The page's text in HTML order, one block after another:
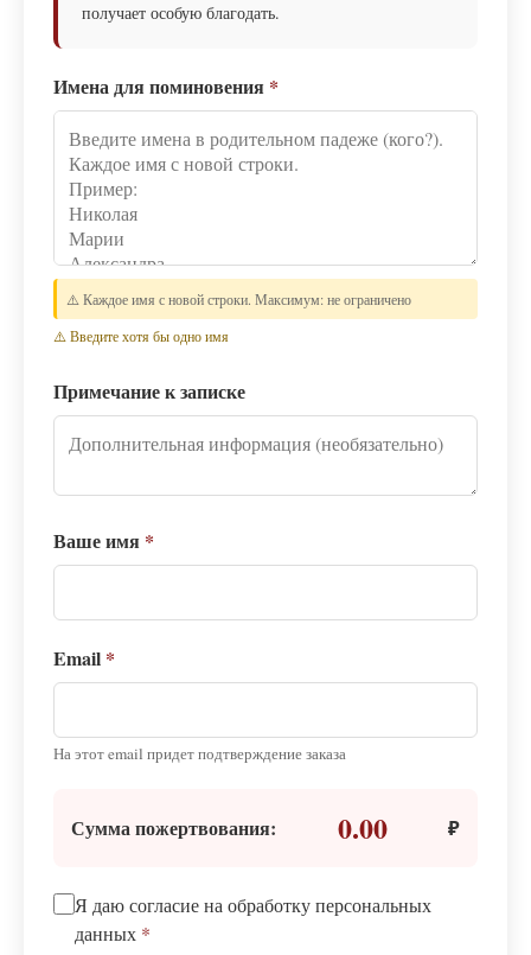
получает особую благодать.
Имена для поминовения *
⚠️ Каждое имя с новой строки. Максимум: не ограничено
⚠️ Введите хотя бы одно имя
Примечание к записке
Ваше имя *
Email *
На этот email придет подтверждение заказа
Сумма пожертвования: 0.00 ₽
Я даю согласие на обработку персональных
данных *